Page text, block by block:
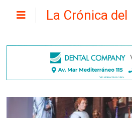
La Crónica del